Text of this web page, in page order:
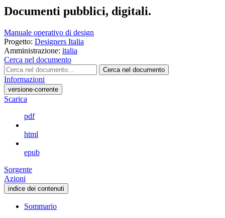
Documenti pubblici, digitali.
Manuale operativo di design
Progetto: Designers Italia
Amministrazione: italia
Cerca nel documento
Cerca nel documento
Informazioni
versione-corrente
Scarica
pdf
html
epub
Sorgente
Azioni
indice dei contenuti
Sommario